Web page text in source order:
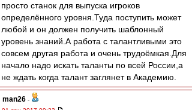
просто станок для выпуска игроков
определённого уровня.Туда поступить может
любой и он должен получить шаблонный
уровень знаний.А работа с талантливыми это
совсем другая работа и очень трудоёмкая.Для
начало надо искать таланты по всей России,а
не ждать когда талант заглянет в Академию.
man26 -